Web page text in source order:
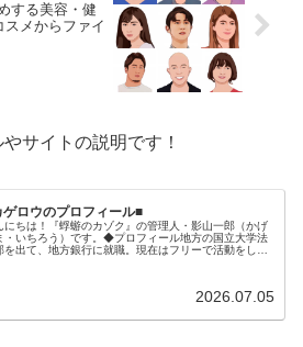
する美容・健
スメからファイ
サイトの説明です！
ゲロウのプロフィール■
にちは！『蜉蝣のカゾク』の管理人・影山一郎（かげ
・いちろう）です。◆プロフィール地方の国立大学法
を出て、地方銀行に就職。現在はフリーで活動をして
2026.07.05